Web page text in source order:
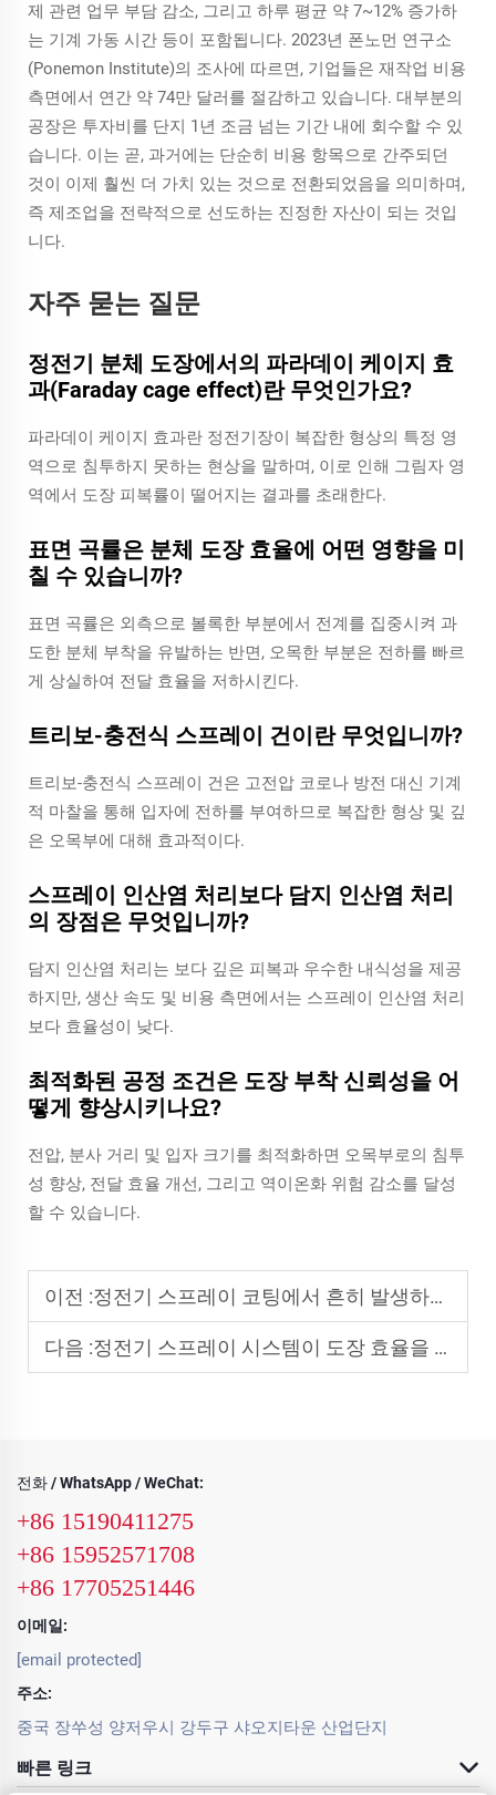
제 관련 업무 부담 감소, 그리고 하루 평균 약 7~12% 증가하
는 기계 가동 시간 등이 포함됩니다. 2023년 폰노먼 연구소
(Ponemon Institute)의 조사에 따르면, 기업들은 재작업 비용
측면에서 연간 약 74만 달러를 절감하고 있습니다. 대부분의
공장은 투자비를 단지 1년 조금 넘는 기간 내에 회수할 수 있
습니다. 이는 곧, 과거에는 단순히 비용 항목으로 간주되던
것이 이제 훨씬 더 가치 있는 것으로 전환되었음을 의미하며,
즉 제조업을 전략적으로 선도하는 진정한 자산이 되는 것입
니다.
자주 묻는 질문
정전기 분체 도장에서의 파라데이 케이지 효
과(Faraday cage effect)란 무엇인가요?
파라데이 케이지 효과란 정전기장이 복잡한 형상의 특정 영
역으로 침투하지 못하는 현상을 말하며, 이로 인해 그림자 영
역에서 도장 피복률이 떨어지는 결과를 초래한다.
표면 곡률은 분체 도장 효율에 어떤 영향을 미
칠 수 있습니까?
표면 곡률은 외측으로 볼록한 부분에서 전계를 집중시켜 과
도한 분체 부착을 유발하는 반면, 오목한 부분은 전하를 빠르
게 상실하여 전달 효율을 저하시킨다.
트리보-충전식 스프레이 건이란 무엇입니까?
트리보-충전식 스프레이 건은 고전압 코로나 방전 대신 기계
적 마찰을 통해 입자에 전하를 부여하므로 복잡한 형상 및 깊
은 오목부에 대해 효과적이다.
스프레이 인산염 처리보다 담지 인산염 처리
의 장점은 무엇입니까?
담지 인산염 처리는 보다 깊은 피복과 우수한 내식성을 제공
하지만, 생산 속도 및 비용 측면에서는 스프레이 인산염 처리
보다 효율성이 낮다.
최적화된 공정 조건은 도장 부착 신뢰성을 어
떻게 향상시키나요?
전압, 분사 거리 및 입자 크기를 최적화하면 오목부로의 침투
성 향상, 전달 효율 개선, 그리고 역이온화 위험 감소를 달성
할 수 있습니다.
이전 :정전기 스프레이 코팅에서 흔히 발생하는 문제들
다음 :정전기 스프레이 시스템이 도장 효율을 향상시키는 방법
전화 / WhatsApp / WeChat:
+86 15190411275
+86 15952571708
+86 17705251446
이메일:
[email protected]
주소:
중국 장쑤성 양저우시 강두구 샤오지타운 산업단지
빠른 링크